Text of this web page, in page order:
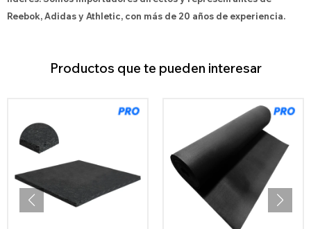
Reebok, Adidas y Athletic, con más de 20 años de experiencia.
Productos que te pueden interesar